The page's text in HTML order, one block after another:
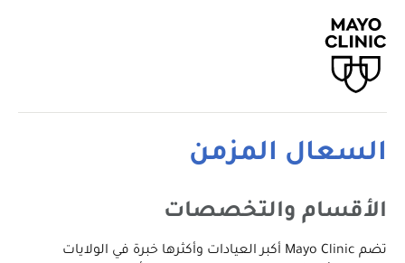
السعال المزمن
الأقسام والتخصصات
تضم Mayo Clinic أكبر العيادات وأكثرها خبرة في الولايات